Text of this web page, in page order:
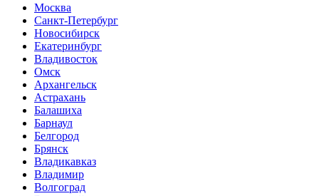
Москва
Санкт-Петербург
Новосибирск
Екатеринбург
Владивосток
Омск
Архангельск
Астрахань
Балашиха
Барнаул
Белгород
Брянск
Владикавказ
Владимир
Волгоград